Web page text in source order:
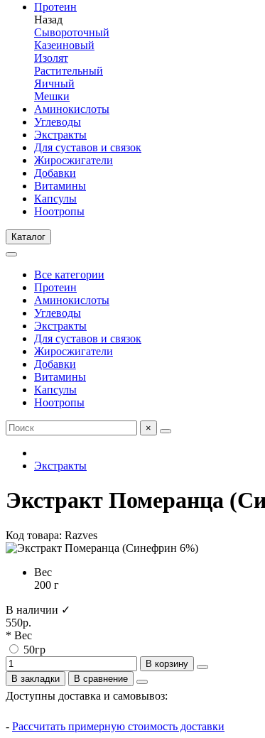
Протеин
Назад
Сывороточный
Казеиновый
Изолят
Растительный
Яичный
Мешки
Аминокислоты
Углеводы
Экстракты
Для суставов и связок
Жиросжигатели
Добавки
Витамины
Капсулы
Ноотропы
Каталог
Все категории
Протеин
Аминокислоты
Углеводы
Экстракты
Для суставов и связок
Жиросжигатели
Добавки
Витамины
Капсулы
Ноотропы
×
Экстракты
Экстракт Померанца
Код товара: Razves
Вес
200 г
В наличии ✓
550р.
* Вес
50гр
В корзину
В закладки
В сравнение
Доступны доставка и самовывоз:
- Рассчитать примерную стоимость доставки